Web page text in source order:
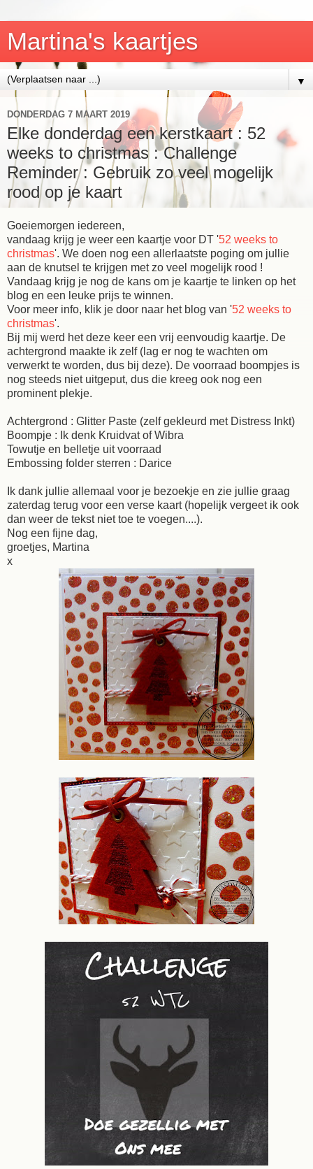
Martina's kaartjes
▼
DONDERDAG 7 MAART 2019
Elke donderdag een kerstkaart : 52
weeks to christmas : Challenge
Reminder : Gebruik zo veel mogelijk
rood op je kaart
Goeiemorgen iedereen,
vandaag krijg je weer een kaartje voor DT '52 weeks to
christmas'. We doen nog een allerlaatste poging om jullie
aan de knutsel te krijgen met zo veel mogelijk rood !
Vandaag krijg je nog de kans om je kaartje te linken op het
blog en een leuke prijs te winnen.
Voor meer info, klik je door naar het blog van '52 weeks to
christmas'.
Bij mij werd het deze keer een vrij eenvoudig kaartje. De
achtergrond maakte ik zelf (lag er nog te wachten om
verwerkt te worden, dus bij deze). De voorraad boompjes is
nog steeds niet uitgeput, dus die kreeg ook nog een
prominent plekje.
Achtergrond : Glitter Paste (zelf gekleurd met Distress Inkt)
Boompje : Ik denk Kruidvat of Wibra
Towutje en belletje uit voorraad
Embossing folder sterren : Darice
Ik dank jullie allemaal voor je bezoekje en zie jullie graag
zaterdag terug voor een verse kaart (hopelijk vergeet ik ook
dan weer de tekst niet toe te voegen....).
Nog een fijne dag,
groetjes, Martina
x